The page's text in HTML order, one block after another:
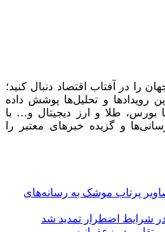
را در آفتاب اقتصاد دنبال کنید؛
رویدادها و تحلیل‌ها پوشش داده
طلا و ارز دیجیتال و… با
و گزیده خبرهای معتبر را
پرتاب موشک به رسانه‌های
شرایط اضطرار تمدید شد